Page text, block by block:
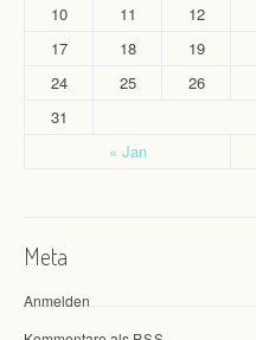
« Jan
10
11 12
17
18 19
24
25 26
31
Meta
Anmelden